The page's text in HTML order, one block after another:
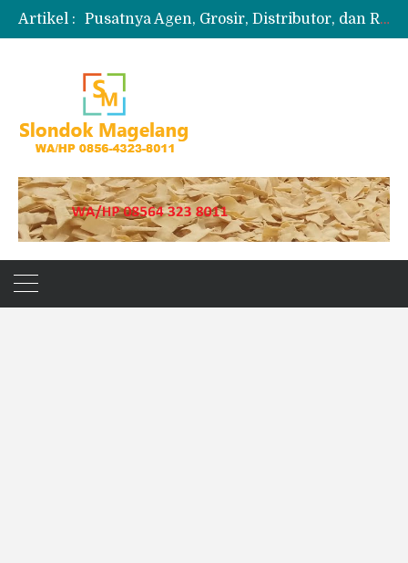
Artikel :
Pusatnya Agen, Grosir, Distributor, dan Reseller Puyur Koin
Produksi Slondok
Jual Puyur Koin Mentah 1 Ball 5 kg